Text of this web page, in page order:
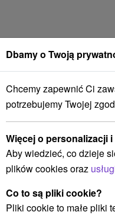
Dbamy o Twoją
Chcemy zapewnić Ci
potrzebujemy Twojej
Więcej o personalizacji
Aby wiedzieć, co dzieje
plików cookies oraz
Co to są pliki cookie?
Pliki cookie to małe pliki